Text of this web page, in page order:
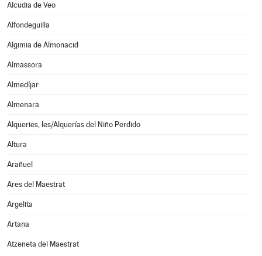
Alcudia de Veo
Alfondeguilla
Algimia de Almonacid
Almassora
Almedíjar
Almenara
Alqueries, les/Alquerías del Niño Perdido
Altura
Arañuel
Ares del Maestrat
Argelita
Artana
Atzeneta del Maestrat